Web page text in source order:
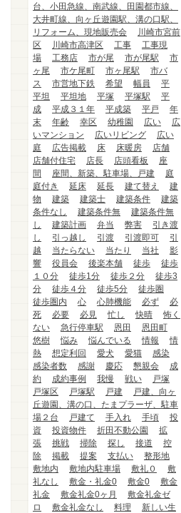
台、小田急線、南武線、田園都市線、
大井町線、向ヶ丘遊園駅、溝の口駅、
リフォーム、現地販売会
川崎市宮前
区
川崎市高津区 工事
工事現
場
工務店 市が尾 市が尾駅
市
ヶ尾
市ケ尾町 市ヶ尾駅
市バ
ス
市営地下鉄 希望 幅員
平
平坦
平坦地 平塚 平塚駅
平
成
平成３１年 平成築 平戸
年
末
年齢 幸区 幼稚園 広い
広
いマンション
広いリビング
広い
庭
広告掲載 床 床暖房
店舗
店舗付住宅
店長 店頭看板
座
間
座間、新築、駐車場、戸建
庭
庭付き
延床 延長 建て替え
建
物
建築 建築士 建築条件
建築
条件なし
建築条件無
建築条件無
し
建築計画 弁当 弊害
引き渡
し
引っ越し 引渡 引渡即可
引
越
当たらない 当たり 当社
影
響
役員会 後楽本舗 徒歩
徒歩
１０分
徒歩1分 徒歩２分
徒歩3
分
徒歩４分 徒歩5分
徒歩圏
徒歩圏内
心 心肺機能 必ず
必
死
必要 必見 忙し 快晴
怖く
ない
急行停車駅 恩田
恩田町
悠樹
悩み 悩んでいる 情報
情
熱
想定利回 愛犬 愛猫
感染
感染者数
感謝 慶応 懇親会
成
約
成約事例 我慢 戦い
戸塚
戸塚区
戸塚駅 戸建
戸建、向ヶ
丘遊園、溝の口、たまプラーザ、駐車
場２台
戸建て 手入れ 手頃
投
資
投資物件 折田不動公園
拡
張
挑戦 掃除 探し 接道
控
除
掲載 提案 支払い
整形地
敷地内
敷地内駐車場 敷礼０
敷
礼なし
敷金・礼金0 敷金0
敷金
礼金
敷金礼金0ヶ月
敷金礼金ゼ
ロ
敷金礼金なし 料理
新しい生